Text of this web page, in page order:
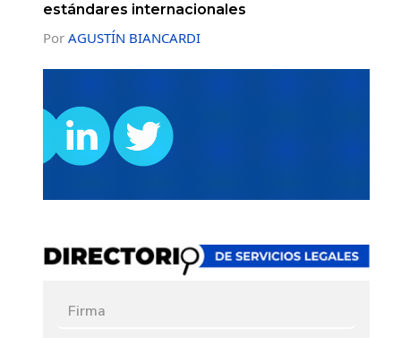
estándares internacionales
Por AGUSTÍN BIANCARDI